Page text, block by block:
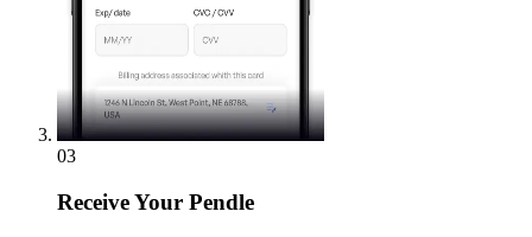
03
ReceiveYour Pendle